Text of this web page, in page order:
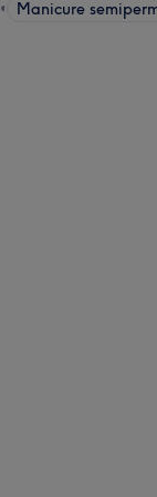
• Manicure